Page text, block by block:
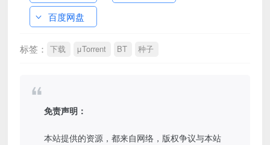
百度网盘
标签： 下载 μTorrent BT 种子
免责声明：
本站提供的资源，都来自网络，版权争议与本站